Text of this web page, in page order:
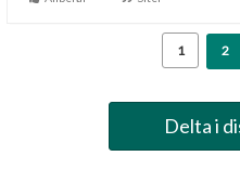
1 2
Delta i